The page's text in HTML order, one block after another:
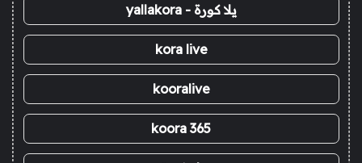
يلا كورة - yallakora
kora live
kooralive
koora 365